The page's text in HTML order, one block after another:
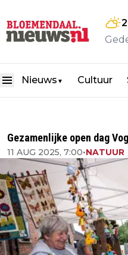
Nieuws ▼ Cultuur
Gezamenlijke open dag
11 AUG 2025, 7:00•NATUUR